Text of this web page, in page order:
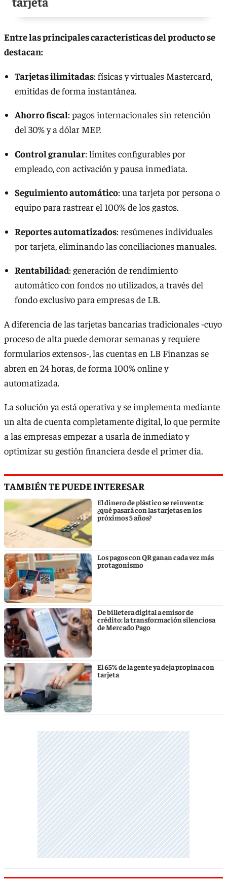
Entre las principales características del producto se
destacan:
Tarjetas ilimitadas: físicas y virtuales Mastercard,
emitidas de forma instantánea.
Ahorro fiscal: pagos internacionales sin retención
del 30% y a dólar MEP.
Control granular: límites configurables por
empleado, con activación y pausa inmediata.
Seguimiento automático: una tarjeta por persona o
equipo para rastrear el 100% de los gastos.
Reportes automatizados: resúmenes individuales
por tarjeta, eliminando las conciliaciones manuales.
Rentabilidad: generación de rendimiento
automático con fondos no utilizados, a través del
fondo exclusivo para empresas de LB.
A diferencia de las tarjetas bancarias tradicionales -cuyo
proceso de alta puede demorar semanas y requiere
formularios extensos-, las cuentas en LB Finanzas se
abren en 24 horas, de forma 100% online y
automatizada.
La solución ya está operativa y se implementa mediante
un alta de cuenta completamente digital, lo que permite
a las empresas empezar a usarla de inmediato y
optimizar su gestión financiera desde el primer día.
TAMBIÉN TE PUEDE INTERESAR
El dinero de plástico se reinventa:
¿qué pasará con las tarjetas en los
próximos 5 años?
Los pagos con QR ganan cada vez más
protagonismo
De billetera digital a emisor de
crédito: la transformación silenciosa
de Mercado Pago
El 65% de la gente ya deja propina con
tarjeta